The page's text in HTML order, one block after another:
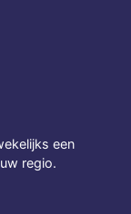
een
regio.